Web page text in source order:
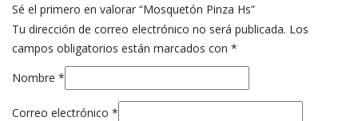
Sé el primero en valorar “Mosquetón Pinza Hs”
Tu dirección de correo electrónico no será publicada. Los
campos obligatorios están marcados con *
Nombre *
Correo electrónico *